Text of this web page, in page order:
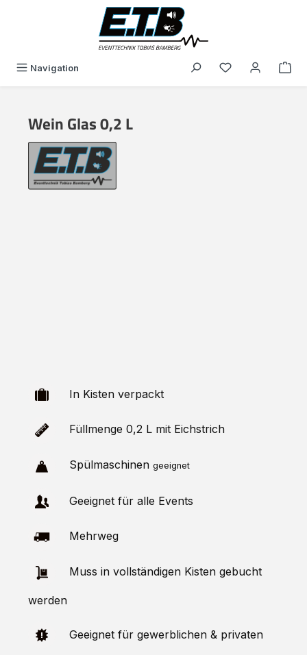
Navigation You have 0
Wein Glas 0,2 L
In Kisten verpackt
Füllmenge 0,2 L mit Eichstrich
Spülmaschinen geeignet
Geeignet für alle Events
Mehrweg
Muss in vollständigen Kisten gebucht
werden
Geeignet für gewerblichen & privaten